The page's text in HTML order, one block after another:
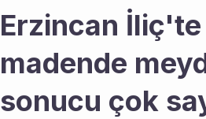
Erzincan İliç'te
madende
sonucu çok